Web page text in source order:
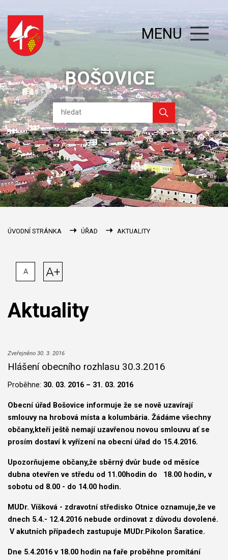
BOŠOVICE
MENU
ÚVODNÍ STRÁNKA ÚŘAD AKTUALITY
A A+
Aktuality
Zveřejněno 30. 3. 2016
Hlášení obecního rozhlasu 30.3.2016
Proběhne: 30. 03. 2016 – 31. 03. 2016
Obecní úřad Bošovice informuje že se nově uzavírají
smlouvy na hrobová místa a kolumbária. Žádáme všechny
občany,kteří ještě nemají uzavřenou novou smlouvu ať se
prosím dostaví k vyřízení na obecní úřad do 15.4.2016.
Upozorňujeme občany,že sběrný dvůr bude od měsíce
dubna otevřen ve středu od 11.00hodin do 18.00 hodin, v
sobotu od 8.00 - do 14.00 hodin.
MUDr. Víšková - zdravotní středisko Otnice oznamuje,že ve
dnech 5.4.- 12.4.2016 nebude ordinovat z důvodu dovolené.
V akutních případech zastupuje MUDr.Pikolon Šaratice.
Dne 5.4.2016 v 18.00 hodin na faře proběhne promítání